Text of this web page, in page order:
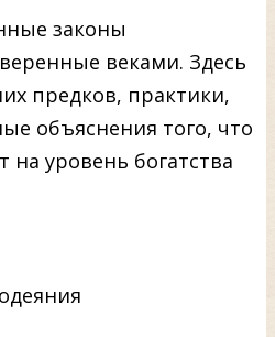
законы
веками. Здесь
предков, практики,
объяснения того, что
на уровень богатства